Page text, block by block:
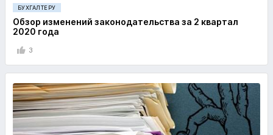
БУХГАЛТЕРУ
Обзор изменений законодательства за 2 квартал
2020 года
3